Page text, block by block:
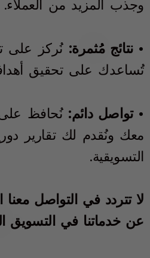
وجذب المزيد من العملاء.
• نتائج مُثمرة: نُركز على
تُساعدك على تحقيق
• تواصل دائم: نُحافظ على
معك ونُقدم لك تقارير
التسويقية.
لا تتردد في التواصل معنا
عن خدماتنا في التسويق